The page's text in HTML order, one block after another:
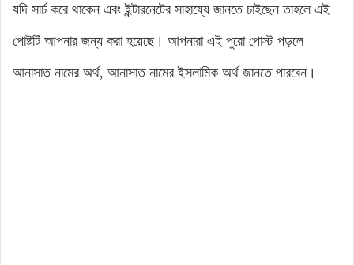
যদি সার্চ করে থাকেন এবং ইন্টারনেটের সাহায্যে জানতে চাইছেন তাহলে এই
পোষ্টটি আপনার জন্য করা হয়েছে। আপনারা এই পুরো পোস্ট পড়লে
আনাসাত নামের অর্থ, আনাসাত নামের ইসলামিক অর্থ জানতে পারবেন।